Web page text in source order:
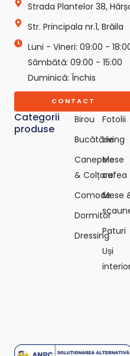
m v
r
e
p
o
-
c
o
m
Categorii
produse
Birou
Bucătărie
Canepele
& Colțare
Comode
Dormitor
Dressing
Fotolii
Living
Mese
cafea
Mese
Paturi
Uși
Strada Plantelor 38,
Str. Principala nr.1, Brăila
Luni - Vineri: 09:00 -
Sâmbătă: 09:00 - 15:00
Duminică: Închis
CONTACT